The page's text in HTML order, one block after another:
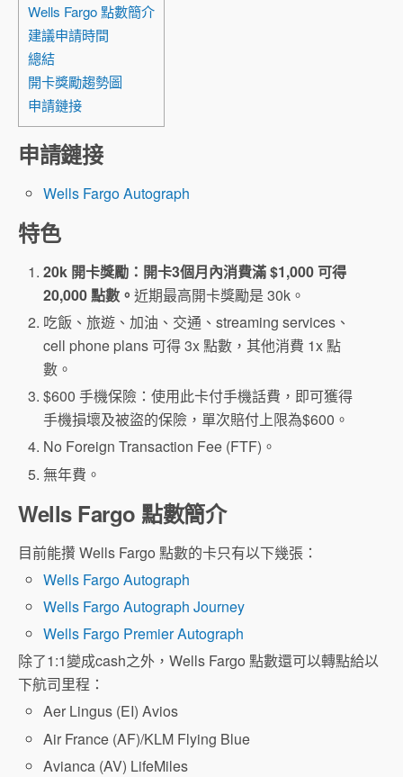
Wells Fargo 點數簡介
建議申請時間
總結
開卡獎勵趨勢圖
申請鏈接
申請鏈接
Wells Fargo Autograph
特色
20k 開卡獎勵：開卡3個月內消費滿 $1,000 可得
20,000 點數。近期最高開卡獎勵是 30k。
吃飯、旅遊、加油、交通、streaming services、
cell phone plans 可得 3x 點數，其他消費 1x 點
數。
$600 手機保險：使用此卡付手機話費，即可獲得
手機損壞及被盜的保險，單次賠付上限為$600。
No Foreign Transaction Fee (FTF)。
無年費。
Wells Fargo 點數簡介
目前能攢 Wells Fargo 點數的卡只有以下幾張：
Wells Fargo Autograph
Wells Fargo Autograph Journey
Wells Fargo Premier Autograph
除了1:1變成cash之外，Wells Fargo 點數還可以轉點給以
下航司里程：
Aer Lingus (EI) Avios
Air France (AF)/KLM Flying Blue
Avianca (AV) LifeMiles